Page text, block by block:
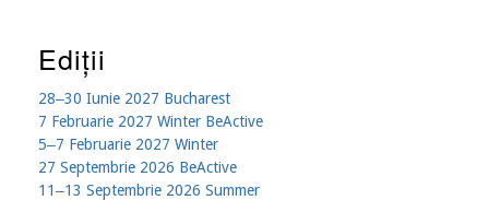
Ediții
28‒30 Iunie 2027 Bucharest
7 Februarie 2027 Winter BeActive
5‒7 Februarie 2027 Winter
27 Septembrie 2026 BeActive
11‒13 Septembrie 2026 Summer